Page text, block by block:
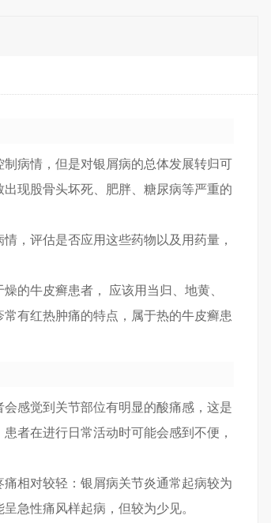
病情，但是对银屑病的总体发展转归可
现股骨头坏死、肥胖、糖尿病等严重的
，评估是否应用这些药物以及用药量，
的牛皮癣患者， 应该用当归、地黄、
有红热肿痛的特点，属于热的牛皮癣患
感觉到关节部位有明显的酸痛感，这是
者在进行日常活动时可能会感到不便，
相对较轻：银屑病关节炎通常起病较为
急性痛风样起病，但较为少见。